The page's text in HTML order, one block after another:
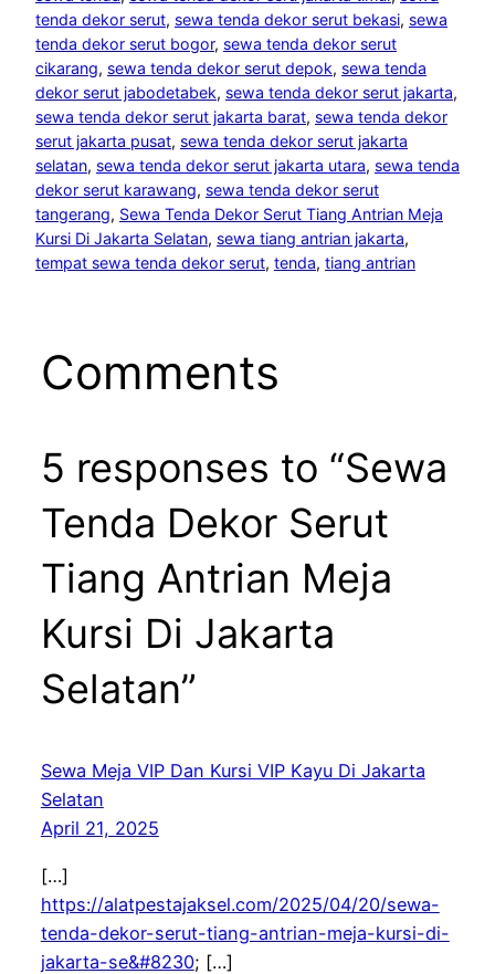
tenda dekor serut, sewa tenda dekor serut bekasi, sewa
tenda dekor serut bogor, sewa tenda dekor serut
cikarang, sewa tenda dekor serut depok, sewa tenda
dekor serut jabodetabek, sewa tenda dekor serut jakarta
sewa tenda dekor serut jakarta barat, sewa tenda dekor
serut jakarta pusat, sewa tenda dekor serut jakarta
selatan, sewa tenda dekor serut jakarta utara, sewa tenda
dekor serut karawang, sewa tenda dekor serut
tangerang, Sewa Tenda Dekor Serut Tiang Antrian Meja
Kursi Di Jakarta Selatan, sewa tiang antrian jakarta
tempat sewa tenda dekor serut, tenda, tiang antrian
Comments
5 responses to “Sewa
Tenda Dekor Serut
Tiang Antrian Meja
Kursi Di Jakarta
Selatan”
Sewa Meja VIP Dan Kursi VIP Kayu Di Jakarta
Selatan
April 21, 2025
[…]
https://alatpestajaksel.com/2025/04/20/sewa-
tenda-dekor-serut-tiang-antrian-meja-kursi-di-
jakarta-se&#8230; […]